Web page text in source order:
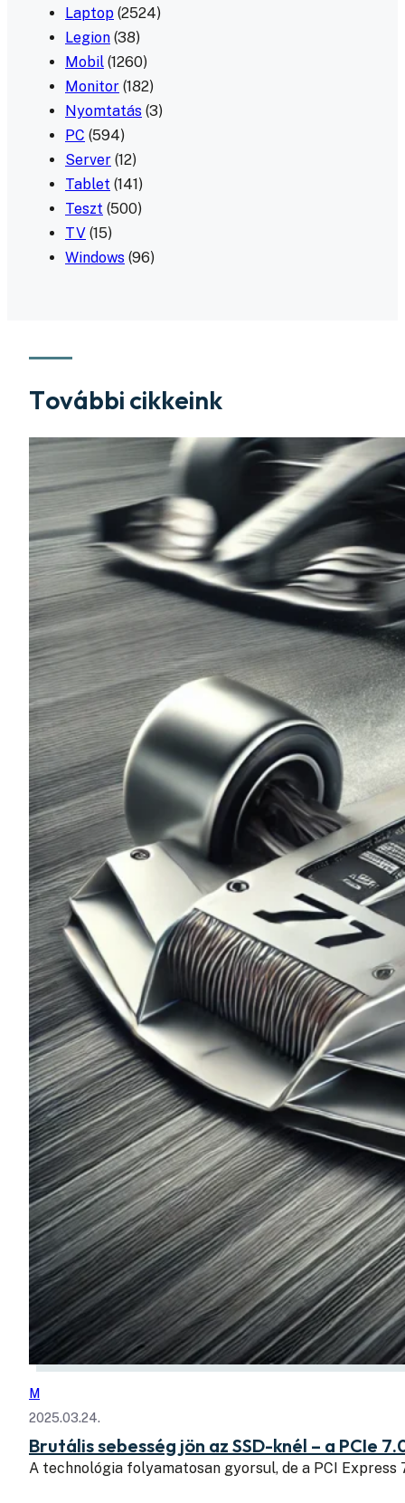
Laptop (2524)
Legion (38)
Mobil (1260)
Monitor (182)
Nyomtatás (3)
PC (594)
Server (12)
Tablet (141)
Teszt (500)
TV (15)
Windows (96)
További cikkeink
M
2025.03.24.
Brutális sebesség jön az SSD-knél – a PCIe
A technológia folyamatosan gyorsul, de a PCI Express